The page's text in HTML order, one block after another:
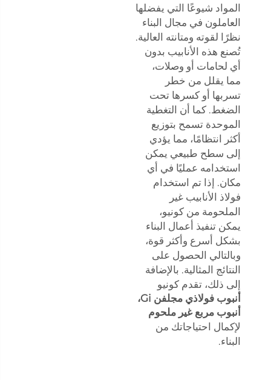
المواد شيوعًا التي يفضلها
العاملون في مجال البناء
نظرًا لقوته ومتانته العالية.
تُصنع هذه الأنابيب بدون
أي لحامات أو وصلات،
مما يقلل من خطر
تسربها أو كسرها تحت
الضغط. كما أن التغطية
الموحدة تسمح بتوزيع
أكثر انتظامًا، مما يؤدي
إلى سطح طبيعي يمكن
استخدامه عمليًا في أي
مكان. إذا تم استخدام
فولاذ الأنابيب غير
الملحومة من كونيو،
يمكن تنفيذ أعمال البناء
بشكل أسرع وأكثر قوة،
وبالتالي الحصول على
النتائج المثالية. بالإضافة
إلى ذلك، تقدم كونيو
أنبوب فولاذي مجلفن Gi،
أنبوب مربع غير ملحوم
لإكمال احتياجاتك من
البناء.